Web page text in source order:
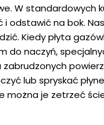
W standardowych
i odstawić na bok.
Kiedy płyta
do naczyń,
zabrudzonych
lub spryskać
można je zetrzeć